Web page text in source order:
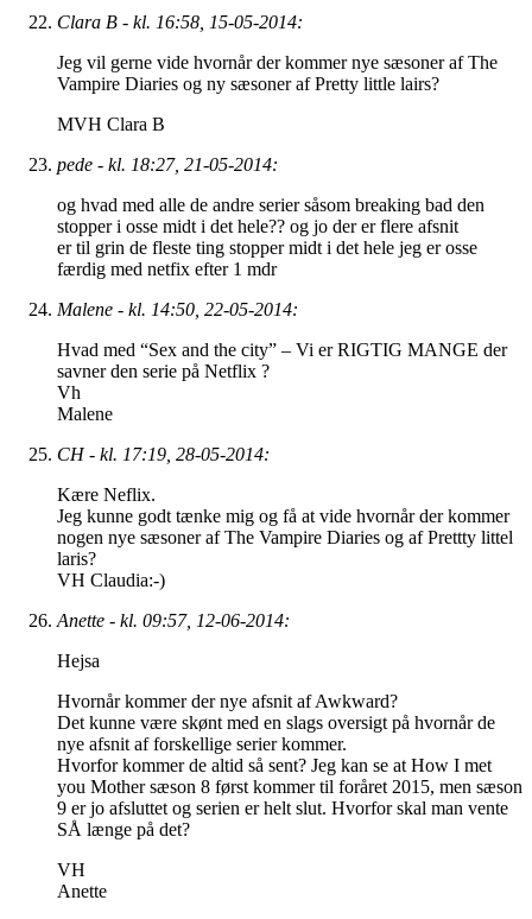
Clara B - kl. 16:58, 15-05-2014:
Jeg vil gerne vide hvornår der kommer nye sæsoner af The
Vampire Diaries og ny sæsoner af Pretty little lairs?
MVH Clara B
pede - kl. 18:27, 21-05-2014:
og hvad med alle de andre serier såsom breaking bad den
stopper i osse midt i det hele?? og jo der er flere afsnit
er til grin de fleste ting stopper midt i det hele jeg er osse
færdig med netfix efter 1 mdr
Malene - kl. 14:50, 22-05-2014:
Hvad med “Sex and the city” – Vi er RIGTIG MANGE der
savner den serie på Netflix ?
Vh
Malene
CH - kl. 17:19, 28-05-2014:
Kære Neflix.
Jeg kunne godt tænke mig og få at vide hvornår der kommer
nogen nye sæsoner af The Vampire Diaries og af Prettty littel
laris?
VH Claudia:-)
Anette - kl. 09:57, 12-06-2014:
Hejsa
Hvornår kommer der nye afsnit af Awkward?
Det kunne være skønt med en slags oversigt på hvornår de
nye afsnit af forskellige serier kommer.
Hvorfor kommer de altid så sent? Jeg kan se at How I met
you Mother sæson 8 først kommer til foråret 2015, men sæson
9 er jo afsluttet og serien er helt slut. Hvorfor skal man vente
SÅ længe på det?
VH
Anette